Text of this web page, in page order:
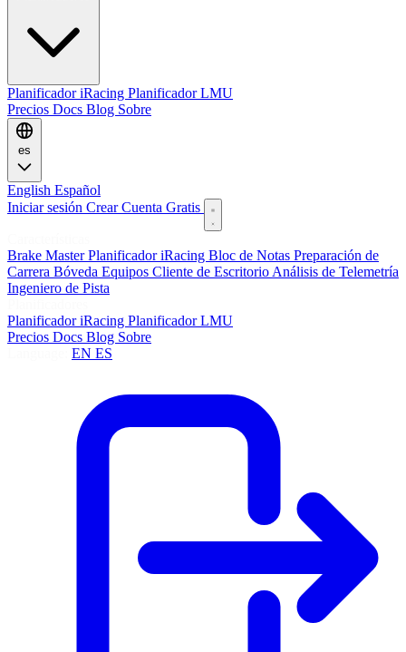
Planificador iRacing Planificador LMU
Precios Docs Blog Sobre
es
English Español
Iniciar sesión Crear Cuenta Gratis
Brake MasterPlanificador iRacing Bloc de Notas Preparación de
Carrera Bóveda Equipos Cliente de Escritorio Análisis de Telemetría
Ingeniero de Pista
Planificador iRacing Planificador LMU
Precios Docs Blog Sobre
EN ES